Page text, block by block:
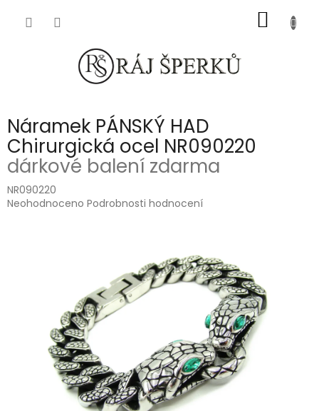
KOŠÍK
Náramek PÁNSKÝ HAD
Chirurgická ocel NR090220
dárkové balení zdarma
NR090220
Průměrné
Neohodnoceno Podrobnosti hodnocení